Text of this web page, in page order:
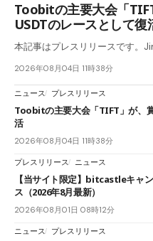
Toobitの主要大会「
USDTのレースとして復
本記事はプレスリリースです。
2026年08月04日 11時38分
ニュース プレスリリース
Toobitの主要大会「TIFT」が、
活
2026年08月04日 11時38分
プレスリリース ニュース
【当サイト限定】bitcastleキャ
ス（2026年8月最新）
2026年08月01日 08時12分
ニュース プレスリリース